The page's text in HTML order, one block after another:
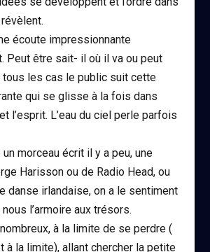
écoute impressionnante
Peut être sait- il où il va ou peut
tous les cas le public suit cette
qui se glisse à la fois dans
l’esprit. L’eau du ciel perle parfois
un morceau écrit il y a peu, une
Harisson ou de Radio Head, ou
danse irlandaise, on a le sentiment
nous l’armoire aux trésors.
à la limite de se perdre (
à la limite), allant chercher la petite